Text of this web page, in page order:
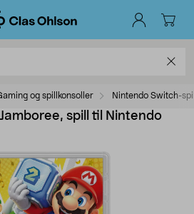
og spillkonsoller Nintendo Switch-
spill til Nintendo